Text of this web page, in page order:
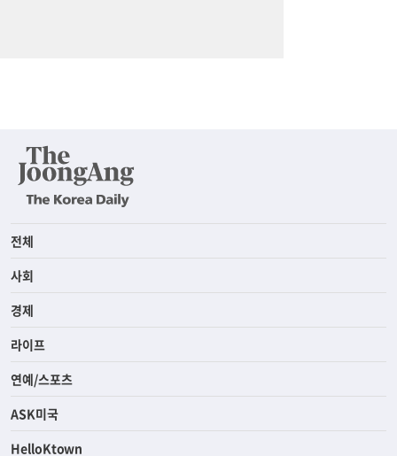
전체
사회
경제
라이프
연예/스포츠
ASK미국
HelloKtown